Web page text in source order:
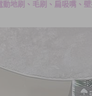
動地刷、毛刷、扁吸嘴、